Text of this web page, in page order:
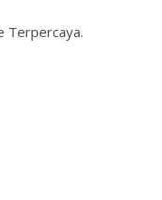
Terpercaya.